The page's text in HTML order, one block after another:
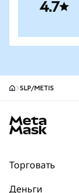
4.7
SLP/METIS
Торговать
Деньги